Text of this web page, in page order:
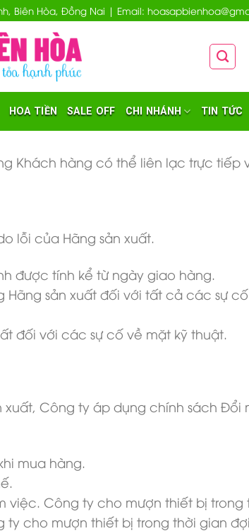
Biên Hòa, Đồng Nai | Email:
HOA TIỀN SALE OFF CHI NHÁNH TIN TỨC
Khách hàng có thể liên lạc trực tiếp
lỗi của Hãng sản xuất.
được tính kể từ ngày giao hàng.
sản xuất đối với tất cả các sự
đối với các sự cố về mặt kỹ thuật.
Công ty áp dụng chính sách Đổi
mua hàng.
việc. Công ty cho mượn thiết bị trong
ty cho mượn thiết bị trong thời gian